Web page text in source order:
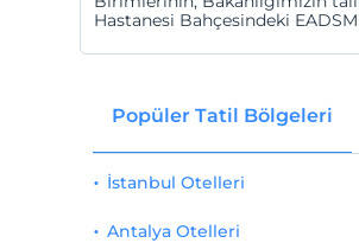
Hastanesi Bahçesindeki
Popüler Tatil Bölgeleri
İstanbul Otelleri
Antalya Otelleri